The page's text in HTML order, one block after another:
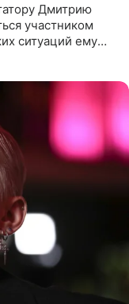
Дмитрию
участником
ситуаций ему